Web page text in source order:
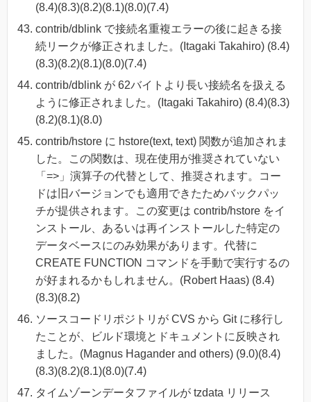
(8.4)(8.3)(8.2)(8.1)(8.0)(7.4)
contrib/dblink で接続名重複エラーの後に起きる接
続リークが修正されました。(Itagaki Takahiro) (8.4)
(8.3)(8.2)(8.1)(8.0)(7.4)
contrib/dblink が 62バイトより長い接続名を扱える
ように修正されました。(Itagaki Takahiro) (8.4)(8.3)
(8.2)(8.1)(8.0)
contrib/hstore に hstore(text, text) 関数が追加されま
した。この関数は、現在使用が推奨されていない
「=>」演算子の代替として、推奨されます。コー
ドは旧バージョンでも適用できたためバックパッ
チが提供されます。この変更は contrib/hstore をイ
ンストール、あるいは再インストールした特定の
データベースにのみ効果があります。代替に
CREATE FUNCTION コマンドを手動で実行するの
が好まれるかもしれません。(Robert Haas) (8.4)
(8.3)(8.2)
ソースコードリポジトリが CVS から Git に移行し
たことが、ビルド環境とドキュメントに反映され
ました。(Magnus Hagander and others) (9.0)(8.4)
(8.3)(8.2)(8.1)(8.0)(7.4)
タイムゾーンデータファイルが tzdata リリース